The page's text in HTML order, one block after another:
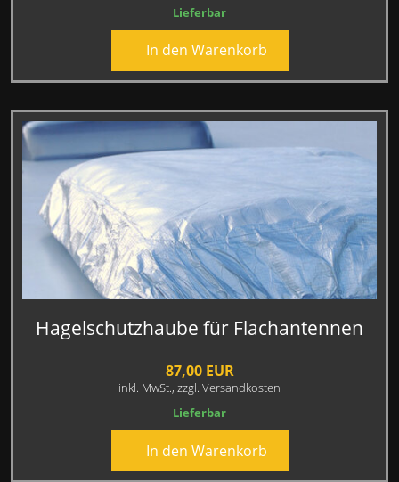
Lieferbar
In den Warenkorb
Hagelschutzhaube für Flachantennen
87,00 EUR
inkl. MwSt., zzgl. Versandkosten
Lieferbar
In den Warenkorb